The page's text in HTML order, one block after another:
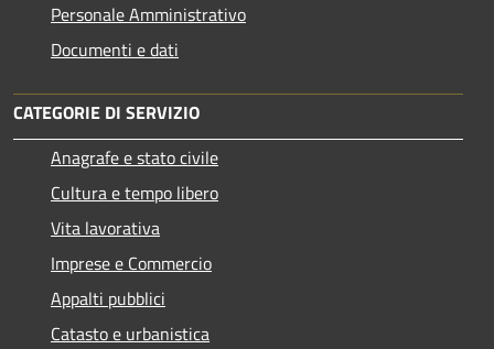
Personale Amministrativo
Documenti e dati
CATEGORIE DI SERVIZIO
Anagrafe e stato civile
Cultura e tempo libero
Vita lavorativa
Imprese e Commercio
Appalti pubblici
Catasto e urbanistica